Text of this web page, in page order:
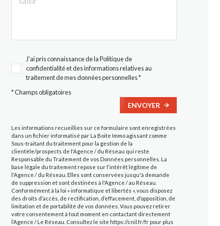
J'ai pris connaissance de la Politique de
confidentialité et des informations relatives au
traitement de mes données personnelles *
* Champs obligatoires
ENVOYER
Les informations recueillies sur ce formulaire sont enregistrées
dans un fichier informatisé par La Boite Immo agissant comme
Sous-traitant du traitement pour la gestion de la
clientèle/prospects de l'Agence / du Réseau qui reste
Responsable du Traitement de vos Données personnelles. La
base légale du traitement repose sur l'intérêt légitime de
l'Agence / du Réseau. Elles sont conservées jusqu'à demande
de suppression et sont destinées à l'Agence / au Réseau.
Conformément à la loi « informatique et libertés », vous disposez
des droits d’accès, de rectification, d’effacement, d’opposition, de
limitation et de portabilité de vos données. Vous pouvez retirer
votre consentement à tout moment en contactant directement
l’Agence / Le Réseau. Consultez le site https://cnil.fr/frpour plus